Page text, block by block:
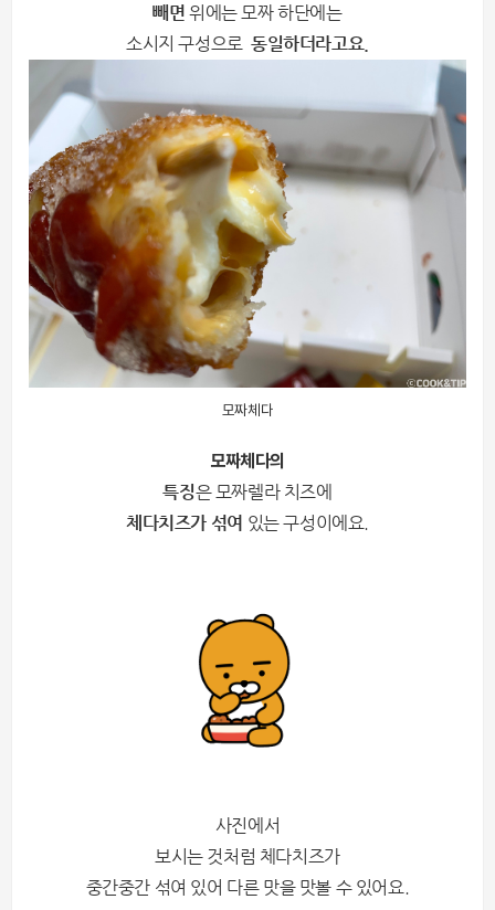
빼면위에는 모짜 하단에는
소시지구성으로동일하더라고요.
모짜체다
모짜체다의
특징은 모짜렐라 치즈에
체다치즈가 섞여 있는 구성이에요.
사진에서
보시는 것처럼 체다치즈가
중간중간 섞여 있어 다른 맛을 맛볼 수 있어요.